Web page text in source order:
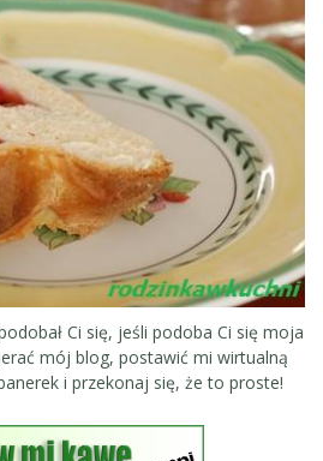
Ci się, jeśli podoba Ci się moja
mój blog, postawić mi wirtualną
i przekonaj się, że to proste!